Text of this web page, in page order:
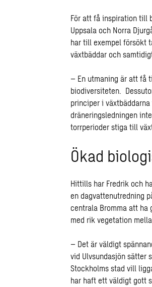
För att få inspiration till
Uppsala och Norra
har till exempel försökt
växtbäddar och
– En utmaning är att få
biodiversiteten.
principer i
dräneringsledningen
torrperioder stiga till
Ökad
Hittills har Fredrik och
en dagvattenutredning
centrala Bromma att
med rik vegetation
– Det är väldigt
vid Ulvsundasjön sätter
Stockholms stad vill
har haft ett väldigt gott